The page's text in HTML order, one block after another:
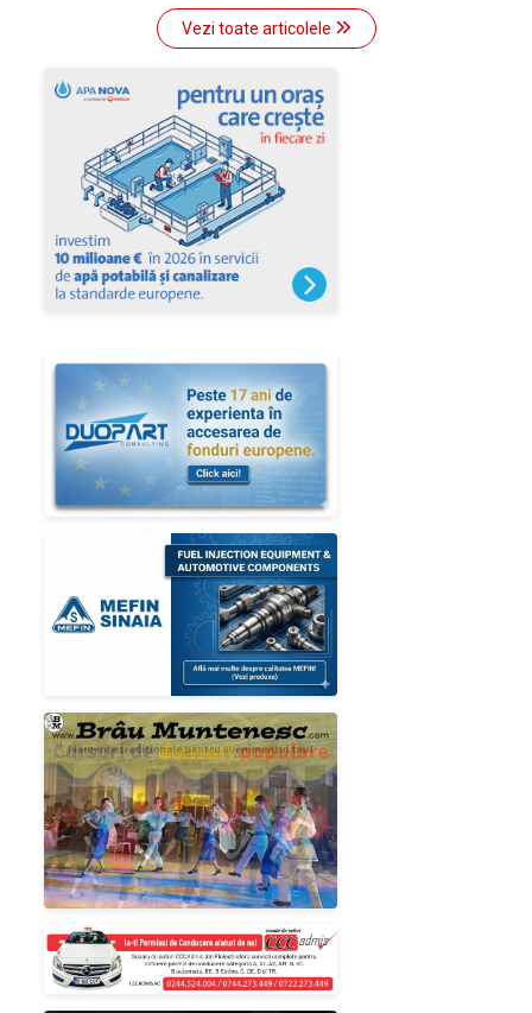
Vezi toate articolele